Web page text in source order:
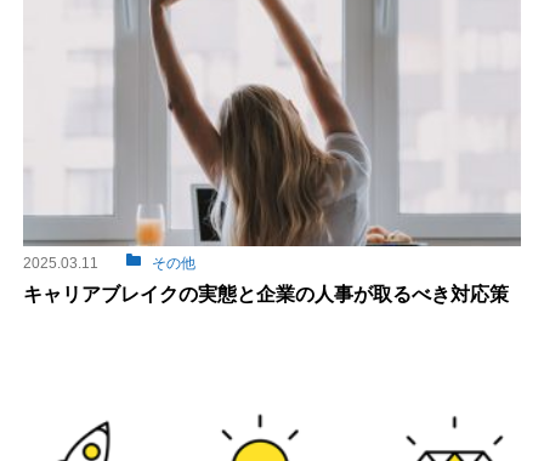
2025.03.11 その他
キャリアブレイクの実態と企業の人事が取るべき対応策